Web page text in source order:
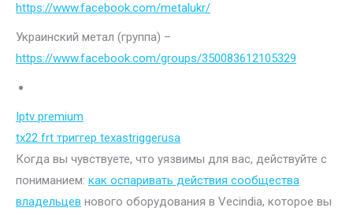
https://www.facebook.com/metalukr/
Украинский метал (группа) –
https://www.facebook.com/groups/350083612105329
Iptv premium
tx22 frt триггер texastriggerusa
Когда вы чувствуете, что уязвимы для вас, действуйте с
пониманием: как оспаривать действия сообщества
владельцев нового оборудования в Vecindia, которое вы